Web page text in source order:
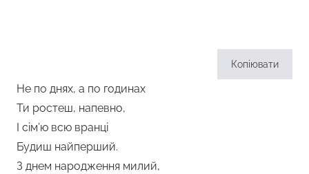
Копіювати
Не по днях, а по годинах
Ти ростеш, напевно,
І сім’ю всю вранці
Будиш найперший.
З днем народження милий,